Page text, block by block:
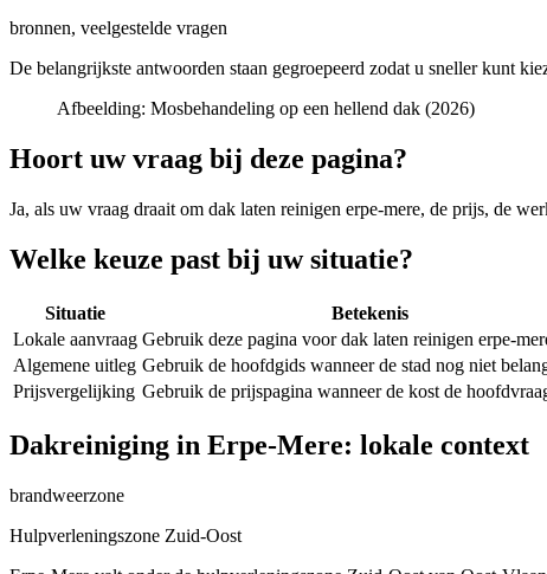
bronnen, veelgestelde vragen
De belangrijkste antwoorden staan gegroepeerd zodat u sneller kunt
Afbeelding: Mosbehandeling op een hellend dak (2026)
Hoort uw vraag bij deze pagina?
Ja, als uw vraag draait om dak laten reinigen erpe-mere, de prijs, de
Welke keuze past bij uw situatie?
Situatie Betekenis
Lokale aanvraag Gebruik deze pagina voor dak laten reinigen erpe-
Algemene uitleg Gebruik de hoofdgids wanneer de stad nog niet
Prijsvergelijking Gebruik de prijspagina wanneer de kost de
Dakreiniging in Erpe-Mere: lokale context
brandweerzone
Hulpverleningszone Zuid-Oost